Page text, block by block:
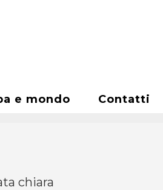
e mondo Contatti
chiara